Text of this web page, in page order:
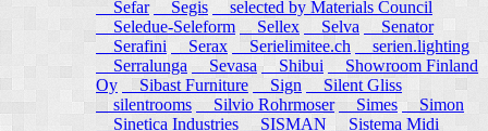
Sefar
Segis
selected by Materials Council
Seledue-Seleform
Sellex Selva
Senator
Serafini
Serax Serielimitee.ch
serien.lighting
Serralunga
Sevasa Shibui
Showroom Finland
Oy
Sibast Furniture Sign
Silent Gliss
silentrooms
Silvio Rohrmoser Simes Simon
Sinetica Industries
SISMAN
Sistema Midi